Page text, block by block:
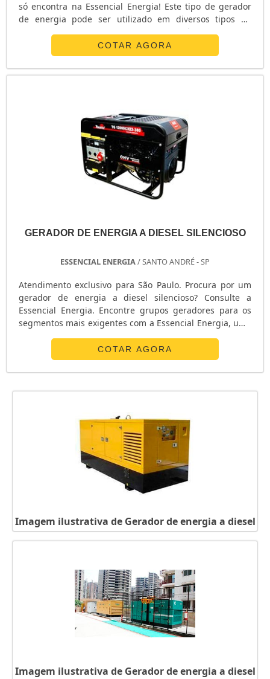
só encontra na Essencial Energia! Este tipo de gerador
de energia pode ser utilizado em diversos tipos de
segmentos, fazendo com que todas as áreas consigam
obter funcionalidade asseguradas, como: - Industrias
Automotivas; - Industrias de Transformação; - Industrias
Farmacêuticas; - Telecomunicações e Data Centers; -
COTAR AGORA
GERADOR DE ENERGIA A DIESEL SILENCIOSO
ESSENCIAL ENERGIA/ SANTO ANDRÉ - SP
Atendimento exclusivo para São Paulo. Procura por um
gerador de energia a diesel silencioso? Consulte a
Essencial Energia. Encontre grupos geradores para os
segmentos mais exigentes com a Essencial Energia, uma
das mais renomadas empresas do segmento. Fabricação
de gerador de energia a diesel silencioso O gerador de
energia a diesel é fabricado dentro das mais rígidas
normas de qualidade, atendendo as exigências de
COTAR AGORA
Imagem ilustrativa de Gerador de energia a diesel
Imagem ilustrativa de Gerador de energia a diesel